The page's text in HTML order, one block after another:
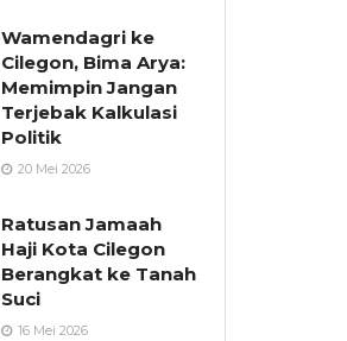
Wamendagri ke
Cilegon, Bima Arya:
Memimpin Jangan
Terjebak Kalkulasi
Politik
20 Mei 2026
Ratusan Jamaah
Haji Kota Cilegon
Berangkat ke Tanah
Suci
16 Mei 2026